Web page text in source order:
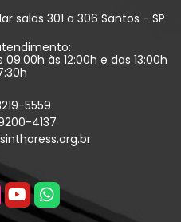
salas 301 a 306 Santos - SP
às 12:00h e das 13:00h
5559
4137